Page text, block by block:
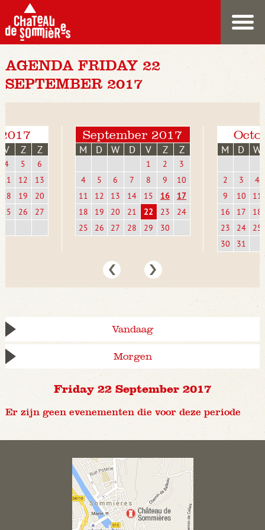
AGENDA FRIDAY 22
SEPTEMBER 2017
V Z Z
4 5
6
11
12
13
18
19
20
25
26 27
September 2017
M D W D V Z Z
1 2
3
4
5 6 7 8 9
10
11
12 13 14 15 16
17
18
19 20 21 22 23
24
25
26 27 28 29 30
M D W
2 3
4
9
10
11
16
17
18
23
24
25
30
31
Vandaag
Morgen
Friday 22 September 2017
Er zijn geen evenementen die voor deze periode